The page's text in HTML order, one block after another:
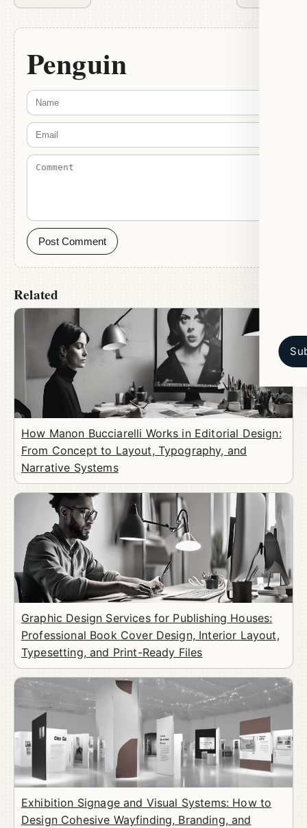
Penguin
Post Comment
Related
How Manon Bucciarelli Works in Editorial Design:
From Concept to Layout, Typography, and
Narrative Systems
Graphic Design Services for Publishing Houses:
Professional Book Cover Design, Interior Layout,
Typesetting, and Print-Ready Files
Exhibition Signage and Visual Systems: How to
Design Cohesive Wayfinding, Branding, and